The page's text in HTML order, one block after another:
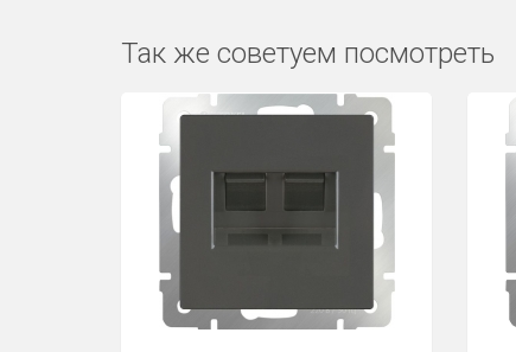
Так же советуем посмотреть